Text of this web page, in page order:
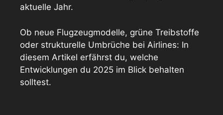
aktuelle Jahr.
Ob neue Flugzeugmodelle, grüne Treibstoffe
oder strukturelle Umbrüche bei Airlines: In
diesem Artikel erfährst du, welche
Entwicklungen du 2025 im Blick behalten
solltest.